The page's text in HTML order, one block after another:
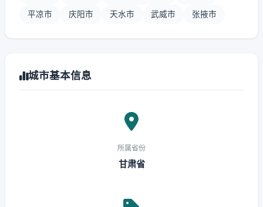
平凉市 庆阳市 天水市 武威市 张掖市
城市基本信息
所属省份
甘肃省